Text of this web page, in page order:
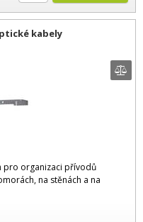
kabely
pro organizaci přívodů
na stěnách a na